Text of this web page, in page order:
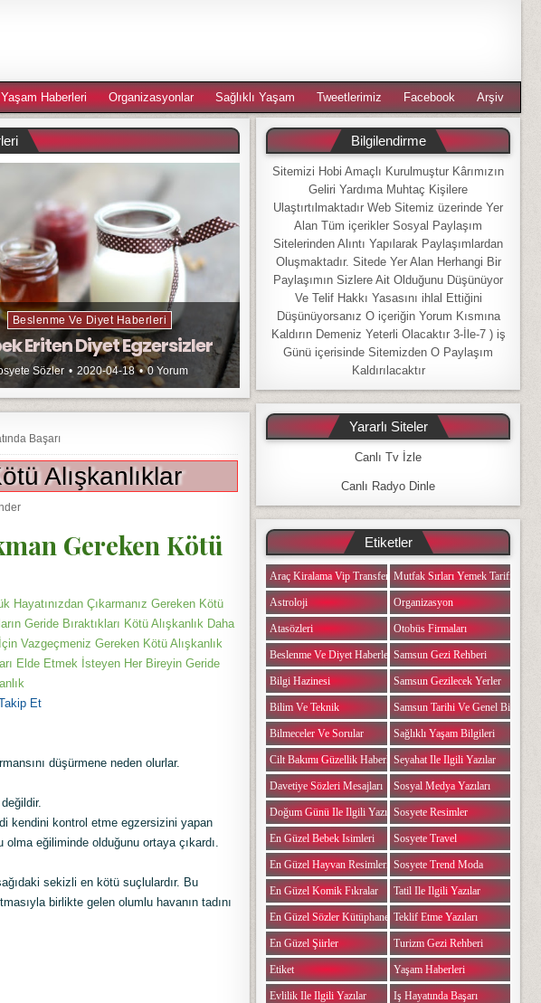
Yaşam Haberleri Organizasyonlar Sağlıklı Yaşam Tweetlerimiz Facebook Arşiv
Beslenme Ve Diyet Haberleri
Eriten Diyet Egzersizler
Sözler 2020-04-18 0 Yorum
Başarı
Alışkanlıklar
Gereken Kötü
Hayatınızdan Çıkarmanız Gereken Kötü
Geride Bıraktıkları Kötü Alışkanlık Daha
Vazgeçmeniz Gereken Kötü Alışkanlık
Elde Etmek İsteyen Her Bireyin Geride
Et
düşürmene neden olurlar.
kendini kontrol etme egzersizini yapan
eğiliminde olduğunu ortaya çıkardı.
sekizli en kötü suçlulardır. Bu
birlikte gelen olumlu havanın tadını
Bilgilendirme
Sitemizi Hobi Amaçlı Kurulmuştur Kârımızın
Geliri Yardıma Muhtaç Kişilere
Ulaştırtılmaktadır Web Sitemiz üzerinde Yer
Alan Tüm içerikler Sosyal Paylaşım
Sitelerinden Alıntı Yapılarak Paylaşımlardan
Oluşmaktadır. Sitede Yer Alan Herhangi Bir
Paylaşımın Sizlere Ait Olduğunu Düşünüyor
Ve Telif Hakkı Yasasını ihlal Ettiğini
Düşünüyorsanız O içeriğin Yorum Kısmına
Kaldırın Demeniz Yeterli Olacaktır 3-İle-7 ) iş
Günü içerisinde Sitemizden O Paylaşım
Kaldırılacaktır
Yararlı Siteler
Canlı Tv İzle
Canlı Radyo Dinle
Etiketler
Araç Kiralama Vip Transfer
Astroloji
Atasözleri
Beslenme Ve Diyet Haberleri
Bilgi Hazinesi
Bilim Ve Teknik
Bilmeceler Ve Sorular
Cilt Bakımı Güzellik Haberleri
Davetiye Sözleri Mesajları
Doğum Günü Ile Ilgili Yazılar
En Güzel Bebek Isimleri
En Güzel Hayvan Resimleri
En Güzel Komik Fıkralar
En Güzel Sözler Kütüphanesi
En Güzel Şiirler
Etiket
Evlilik Ile Ilgili Yazılar
Mutfak Sırları Yemek Tarifi
Organizasyon
Otobüs Firmaları
Samsun Gezi Rehberi
Samsun Gezilecek Yerler
Samsun Tarihi Ve Genel Bilgiler
Sağlıklı Yaşam Bilgileri
Seyahat Ile Ilgili Yazılar
Sosyal Medya Yazıları
Sosyete Resimler
Sosyete Travel
Sosyete Trend Moda
Tatil Ile Ilgili Yazılar
Teklif Etme Yazıları
Turizm Gezi Rehberi
Yaşam Haberleri
Iş Hayatında Başarı